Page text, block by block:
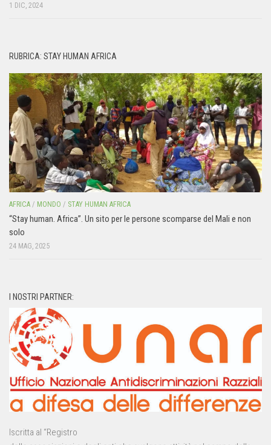
1 DIC, 2024
RUBRICA: STAY HUMAN AFRICA
AFRICA / MONDO / STAY HUMAN AFRICA
“Stay human. Africa”. Un sito per le persone scomparse del Mali e non
solo
24 MAG, 2025
I NOSTRI PARTNER:
Iscritta al “Registro